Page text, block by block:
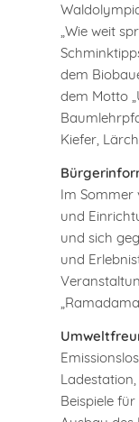
„Wie weit
dem
dem Motto
Kiefer,
Im Sommer
und
und sich
und
Beispiele